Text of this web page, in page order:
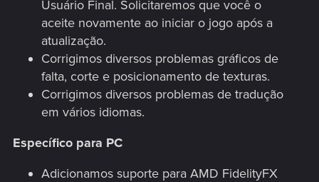
Usuário Final. Solicitaremos que você o
aceite novamente ao iniciar o jogo após a
atualização.
Corrigimos diversos problemas gráficos de
falta, corte e posicionamento de texturas.
Corrigimos diversos problemas de tradução
em vários idiomas.
Específico para PC
Adicionamos suporte para AMD FidelityFX